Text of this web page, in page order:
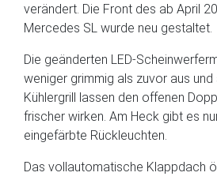
verändert. Die Front des ab April
Mercedes SL wurde neu gestaltet.
Die geänderten LED-
weniger grimmig als zuvor aus und
Kühlergrill lassen den offenen
frischer wirken. Am Heck gibt es
eingefärbte Rückleuchten.
Das vollautomatische Klappdach